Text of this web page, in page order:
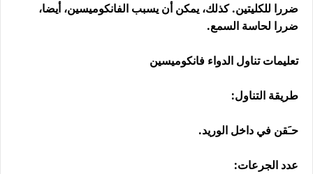
ضررا للكليتين. كذلك، يمكن أن يسبب الفانكوميسين، أيضا،
ضررا لحاسة السمع.
تعليمات تناول الدواء فانكوميسين
طريقة التناول:
حـَقن في داخل الوريد.
عدد الجرعات: